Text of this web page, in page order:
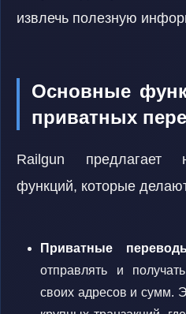
извлечь полезную
Основные
приватных
Railgun предлагает
функций, которые
Приватные
отправлять и
своих адресов и сумм.